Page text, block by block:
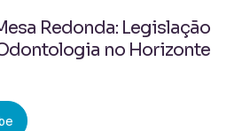
Redonda: Legislação
no Horizonte